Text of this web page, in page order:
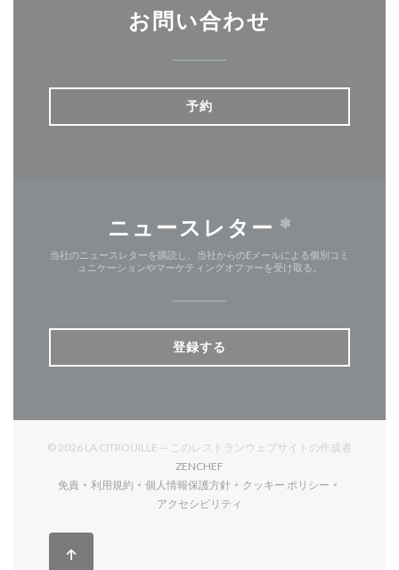
お問い合わせ
予約
ニュースレター *
当社のニュースレターを購読し、当社からのEメールによる個別コミ
ュニケーションやマーケティングオファーを受け取る。
登録する
© 2026 LA CITROUILLE — このレストランウェブサイトの作成者
ZENCHEF
免責
((新しいウィンドウで開きます))
利用規約
((新しいウィンドウで開きます))
個人情報保護方針
((新しいウィンドウで開きます))
クッキー ポリシー
((新しいウィンドウで
アクセシビリティ
((新しいウィンドウで開きます))